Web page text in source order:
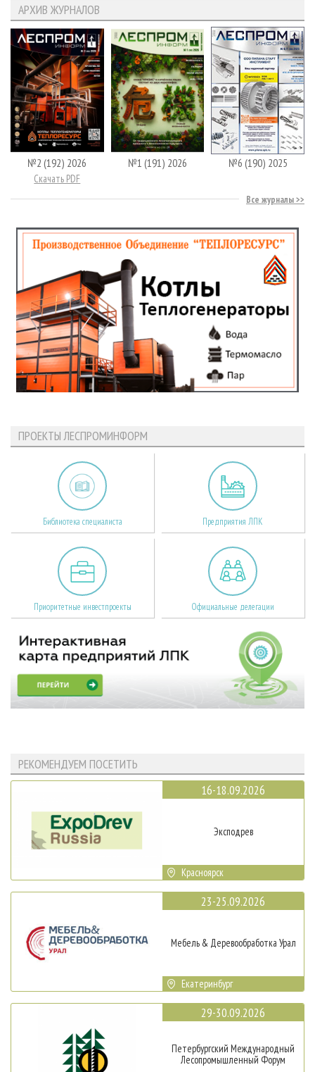
АРХИВ ЖУРНАЛОВ
№2 (192) 2026
Скачать PDF
№1 (191) 2026 №6 (190) 2025
Все журналы
ПРОЕКТЫ ЛЕСПРОМИНФОРМ
Библиотека специалиста Предприятия ЛПК
Приоритетные инвестпроекты Официальные делегации
РЕКОМЕНДУЕМ ПОСЕТИТЬ
16-18.09.2026
Эксподрев
Красноярск
23-25.09.2026
Мебель & Деревообработка Урал
Екатеринбург
29-30.09.2026
Петербургский Международный
Лесопромышленный Форум